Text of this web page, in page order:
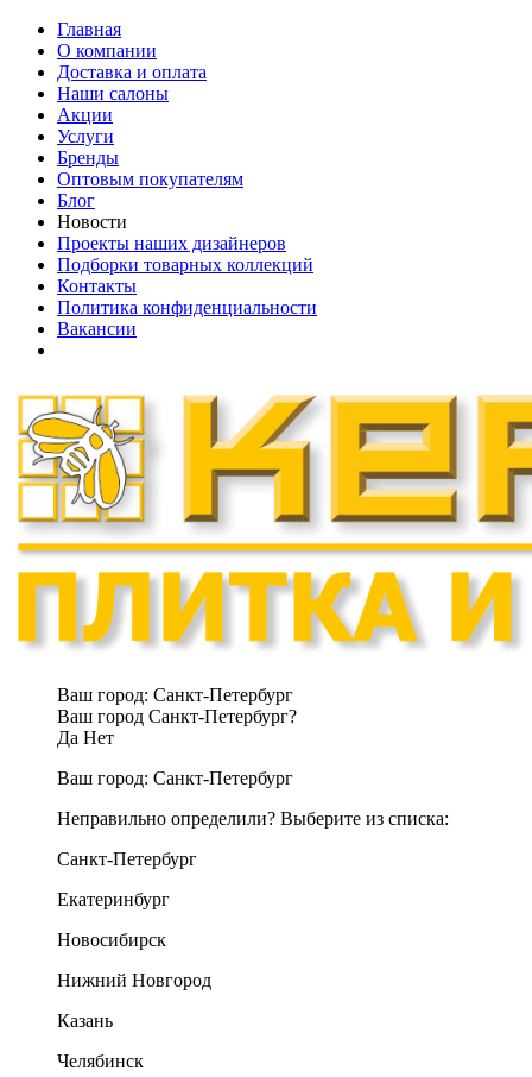
Главная
О компании
Доставка и оплата
Наши cалоны
Акции
Услуги
Бренды
Оптовым покупателям
Блог
Новости
Проекты наших дизайнеров
Подборки товарных коллекций
Контакты
Политика конфиденциальности
Вакансии
Ваш город: Санкт-Петербург
Ваш город Санкт-Петербург?
Да Нет
Ваш город: Санкт-Петербург
Неправильно определили? Выберите из списка:
Санкт-Петербург
Екатеринбург
Новосибирск
Нижний Новгород
Казань
Челябинск